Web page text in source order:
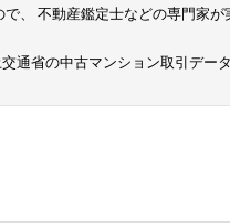
、 不動産鑑定士などの専門家が
通省の中古マンション取引デー